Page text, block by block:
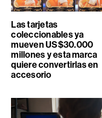
Las tarjetas
coleccionables ya
mueven US$30.000
millones y esta marca
quiere convertirlas en
accesorio